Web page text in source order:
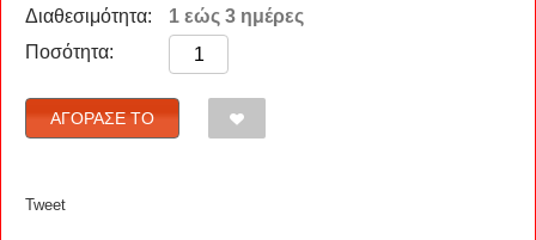
Διαθεσιμότητα:
1 εώς 3 ημέρες
Ποσότητα:
ΑΓΌΡΑΣΈ ΤΟ
Tweet